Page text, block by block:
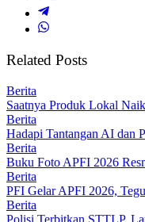
Related Posts
Berita
Saatnya Produk Lokal
Berita
Hadapi Tantangan AI dan
Berita
Buku Foto APFI 2026
Berita
PFI Gelar APFI 2026,
Berita
Polisi Terbitkan STTLP,